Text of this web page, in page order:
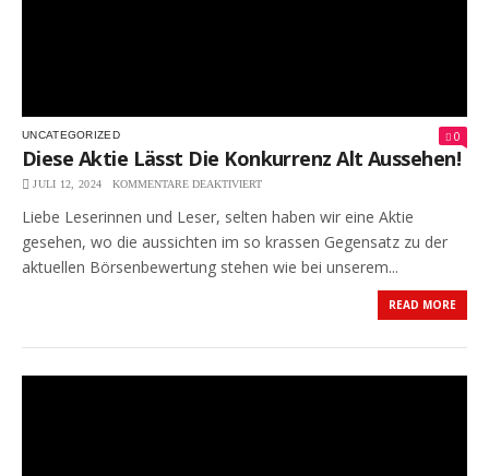
UNCATEGORIZED 0
Diese Aktie Lässt Die Konkurrenz Alt Aussehen!
JULI 12, 2024 KOMMENTARE DEAKTIVIERT
AKTIE
LÄSST
KONKURRENZ
Liebe Leserinnen und Leser, selten haben wir eine Aktie
gesehen, wo die aussichten im so krassen Gegensatz zu der
aktuellen Börsenbewertung stehen wie bei unserem...
READ MORE